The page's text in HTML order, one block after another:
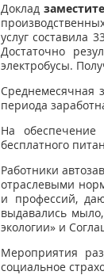
Доклад
услуг составила
Достаточно
электробусы.
Среднемесячная
периода
На обеспечение
бесплатного
Работники
отраслевыми
и профессий,
выдавались
экологии» и
Мероприятия
социальное